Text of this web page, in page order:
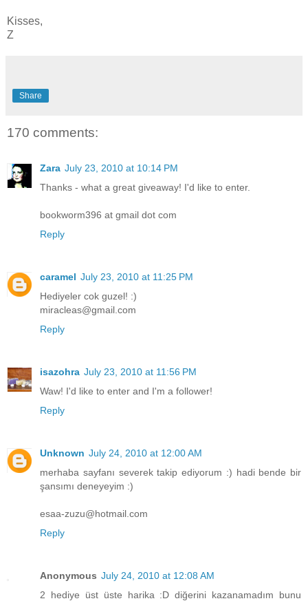
Kisses,
Z
Share
170 comments:
Zara July 23, 2010 at 10:14 PM
Thanks - what a great giveaway! I'd like to enter.
bookworm396 at gmail dot com
Reply
caramel July 23, 2010 at 11:25 PM
Hediyeler cok guzel! :)
miracleas@gmail.com
Reply
isazohra July 23, 2010 at 11:56 PM
Waw! I'd like to enter and I'm a follower!
Reply
Unknown July 24, 2010 at 12:00 AM
merhaba sayfanı severek takip ediyorum :) hadi bende bir
şansımı deneyeyim :)
esaa-zuzu@hotmail.com
Reply
Anonymous July 24, 2010 at 12:08 AM
2 hediye üst üste harika :D diğerini kazanamadım bunu